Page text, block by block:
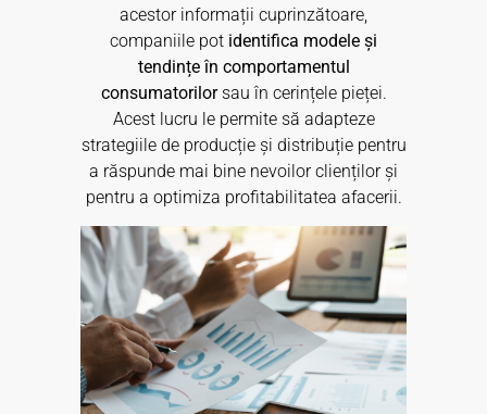
acestor informații cuprinzătoare,
companiile pot identifica modele și
tendințe în comportamentul
consumatorilorsau în cerințele pieței.
Acest lucru le permite să adapteze
strategiile de producție și distribuție pentru
a răspunde mai bine nevoilor clienților și
pentru a optimiza profitabilitatea afacerii.